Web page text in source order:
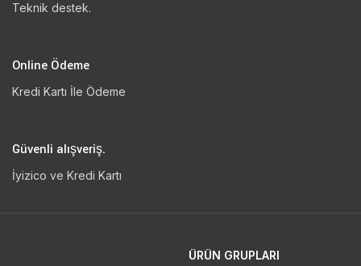
Teknik destek.
Online Ödeme
Kredi Kartı İle Ödeme
Güvenli alışveriş.
İyizico ve Kredi Kartı
ÜRÜN GRUPLARI